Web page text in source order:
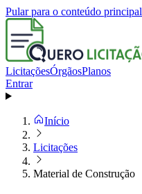
Pular para o conteúdo principal
LicitaçõesÓrgãosPlanos
Entrar
Início
Licitações
Material de Construção